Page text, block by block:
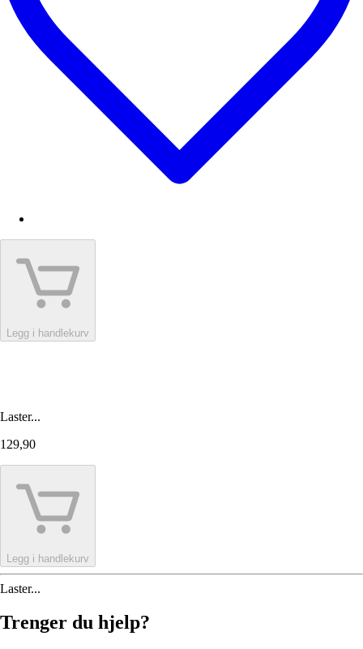
Legg i handlekurv
Laster...
129,90
Legg i handlekurv
Laster...
Trenger du hjelp?